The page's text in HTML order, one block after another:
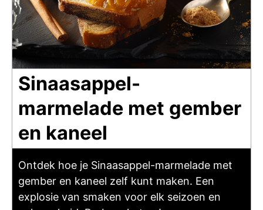
Sinaasappel-
marmelade met gember
en kaneel
Ontdek hoe je Sinaasappel-marmelade met
gember en kaneel zelf kunt maken. Een
explosie van smaken voor elk seizoen en